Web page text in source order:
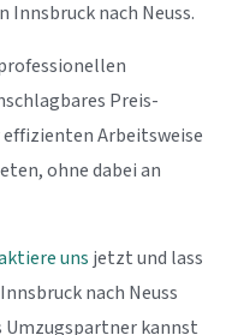
Innsbruck nach Neuss.
Preis-
Arbeitsweise
ohne dabei an
uns jetzt und lass
nach Neuss
Umzugspartner kannst